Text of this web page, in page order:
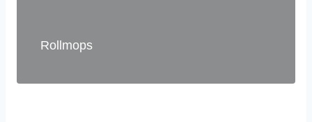
Rollmops